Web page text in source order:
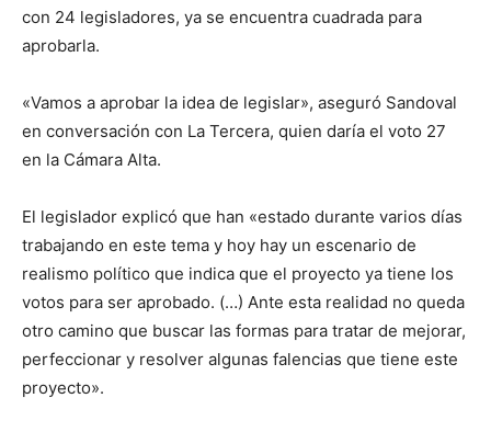
con 24 legisladores, ya se encuentra cuadrada para
aprobarla.
«Vamos a aprobar la idea de legislar», aseguró Sandoval
en conversación con La Tercera, quien daría el voto 27
en la Cámara Alta.
El legislador explicó que han «estado durante varios días
trabajando en este tema y hoy hay un escenario de
realismo político que indica que el proyecto ya tiene los
votos para ser aprobado. (…) Ante esta realidad no queda
otro camino que buscar las formas para tratar de mejorar,
perfeccionar y resolver algunas falencias que tiene este
proyecto».